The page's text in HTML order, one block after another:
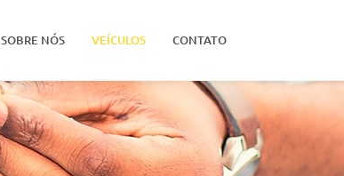
SOBRE NÓS VEÍCULOS CONTATO